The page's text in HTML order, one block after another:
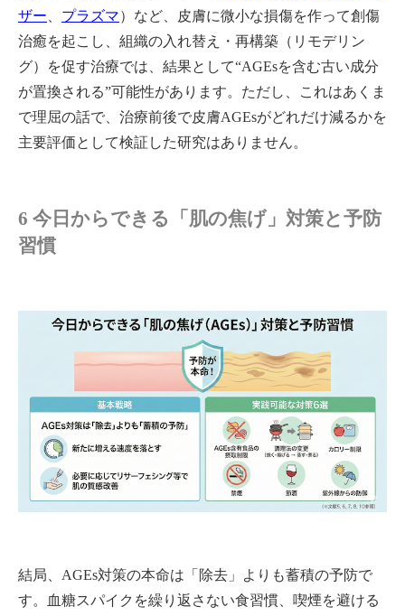
ザー
プラズマ）など、皮膚に微小な損傷を作って創傷
治癒を起こし、組織の入れ替え・再構築（リモデリン
グ）を促す治療では、結果として“AGEsを含む古い成分
が置換される”可能性があります。ただし、これはあくま
で理屈の話で、治療前後で皮膚AGEsがどれだけ減るかを
主要評価として検証した研究はありません。
6 今日からできる「肌の焦げ」対策と予防
習慣
結局、AGEs対策の本命は「除去」よりも蓄積の予防で
す。血糖スパイクを繰り返さない食習慣、喫煙を避ける